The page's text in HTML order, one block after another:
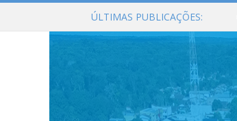
ÚLTIMAS PUBLICAÇÕES: